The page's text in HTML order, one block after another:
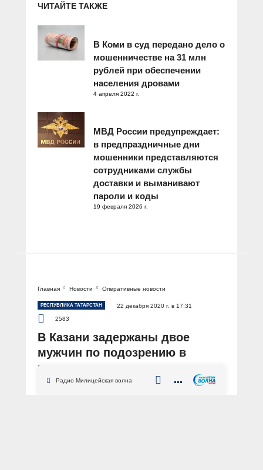
ЧИТАЙТЕ ТАКЖЕ
В Коми в суд передано дело о
мошенничестве на 31 млн
рублей при обеспечении
населения дровами
4 апреля 2022 г.
МВД России предупреждает:
в предпраздничные дни
мошенники представляются
сотрудниками службы
доставки и выманивают
пароли и коды
19 февраля 2026 г.
Главная Новости Оперативные новости
РЕСПУБЛИКА ТАТАРСТАН
22 декабря 2020 г. в 17:31
2583
В Казани задержаны двое
мужчин по подозрению в
вымогательстве денег у
предпринимателей
Радио Милицейская волна